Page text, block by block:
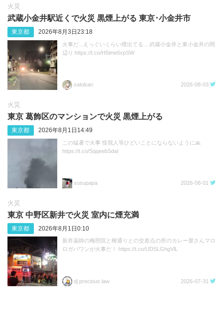
火災
武蔵小金井駅近くで火災 黒煙上がる 東京･小金井市
東京都 2026年8月3日23:18
火事だ...えっぐいくらい煙出てる... 武蔵小金井と東小金井の間
辺り https://t.co/H5ime6xpSW
satokan 2026-08-03
火災
東京 葛飾区のマンションで火災 黒煙上がる
東京都 2026年8月1日14:49
この猛暑で火事 怪我人等ひどいことにならないように🙏
https://t.co/SqqeebSdaI
susupapa 2026-08-01
火災
東京 中野区新井で火災 室内に煙充満
東京都 2026年8月1日0:10
新井薬師の梅照院と柳通りとの交差点の所のカレー屋さんマロ
ロガバワンが火事だ！ https://t.co/UDSLGhgVlL
dj precious law 2026-07-31